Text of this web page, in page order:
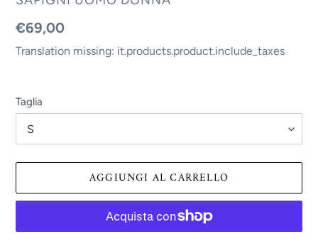
MISSING:
IT.PRODUCTS.PRODUCT.VENDOR
Translation
missing:
€69,00
Translation missing: it.products.product.include_taxes
Taglia
AGGIUNGI AL CARRELLO